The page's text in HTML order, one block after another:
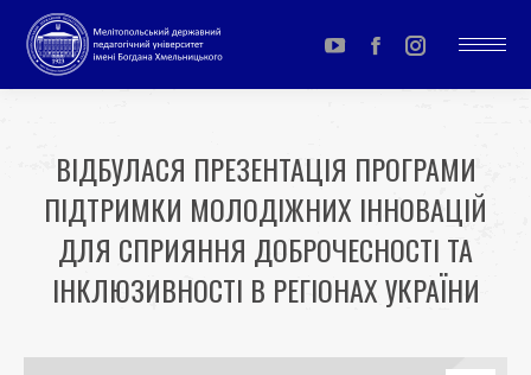
YouTube
page
in
new
window
Facebook
page
in
new
window
Instagram
page
in
new
window
ВІДБУЛАСЯ ПРЕЗЕНТАЦІЯ ПРОГРАМИ
ПІДТРИМКИ МОЛОДІЖНИХ ІННОВАЦІЙ
ДЛЯ СПРИЯННЯ ДОБРОЧЕСНОСТІ ТА
ІНКЛЮЗИВНОСТІ В РЕГІОНАХ УКРАЇНИ